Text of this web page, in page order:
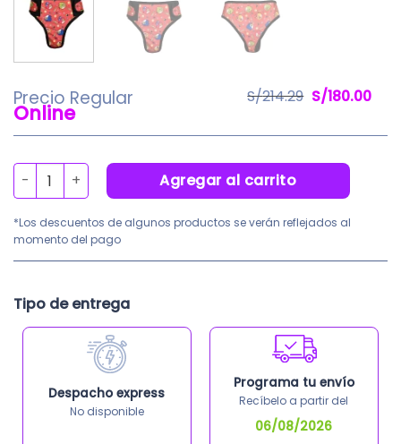
Precio Regular
Online
S/214.29 El
original
era:
S/180.00El
Protector Gonadal Pediátrico Ergonómico Kids cantidad
Agregar al carrito
*Los descuentos de algunos productos se verán reflejados al
momento del pago
Tipo de entrega
Despacho express
No disponible
Programa tu envío
Recíbelo a partir del
06/08/2026